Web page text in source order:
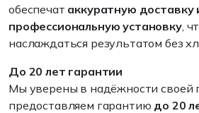
обеспечат аккуратную доставку
профессиональную установку,
наслаждаться результатом без
До 20 лет гарантии
Мы уверены в надёжности своей
предоставляем гарантию до 20